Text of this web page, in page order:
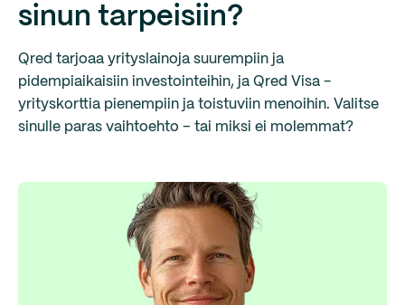
sinun tarpeisiin?
Qred tarjoaa yrityslainoja suurempiin ja
pidempiaikaisiin investointeihin, ja Qred Visa -
yrityskorttia pienempiin ja toistuviin menoihin. Valitse
sinulle paras vaihtoehto – tai miksi ei molemmat?